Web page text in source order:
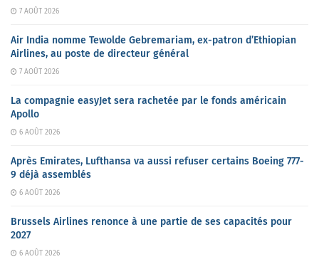
7 AOÛT 2026
Air India nomme Tewolde Gebremariam, ex-patron d’Ethiopian
Airlines, au poste de directeur général
7 AOÛT 2026
La compagnie easyJet sera rachetée par le fonds américain
Apollo
6 AOÛT 2026
Après Emirates, Lufthansa va aussi refuser certains Boeing 777-
9 déjà assemblés
6 AOÛT 2026
Brussels Airlines renonce à une partie de ses capacités pour
2027
6 AOÛT 2026